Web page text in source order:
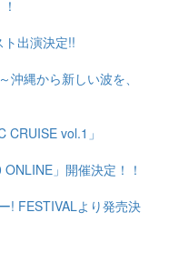
出演決定!!
沖縄から新しい波を、
CRUISE vol.1」
」開催決定！！
! FESTIVALより発売決